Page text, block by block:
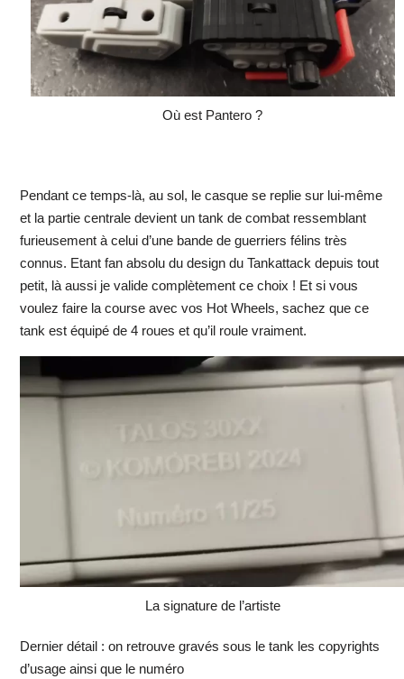
Où est Pantero ?
Pendant ce temps-là, au sol, le casque se replie sur lui-même
et la partie centrale devient un tank de combat ressemblant
furieusement à celui d’une bande de guerriers félins très
connus. Etant fan absolu du design du Tankattack depuis tout
petit, là aussi je valide complètement ce choix ! Et si vous
voulez faire la course avec vos Hot Wheels, sachez que ce
tank est équipé de 4 roues et qu’il roule vraiment.
La signature de l’artiste
Dernier détail : on retrouve gravés sous le tank les copyrights
d’usage ainsi que le numéro